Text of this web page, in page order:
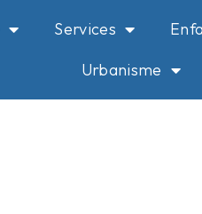
Services
Urbanisme